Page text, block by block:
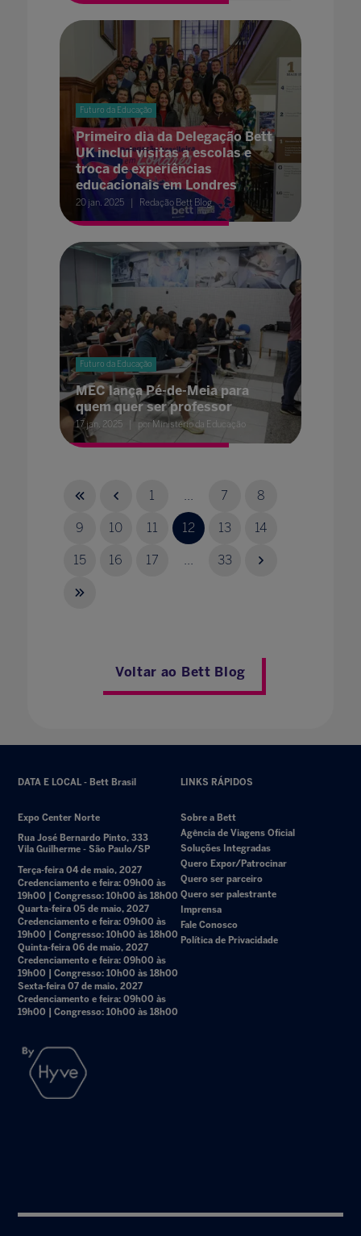
Futuro da Educação
Primeiro dia da Delegação Bett
UK inclui visitas a escolas e
troca de experiências
educacionais em Londres
20 jan. 2025 Redação Bett Blog
Futuro da Educação
MEC lança Pé-de-Meia para
quem quer ser professor
17 jan. 2025 por Ministério da Educação
1 ... 7 8
9 10 11 12 13 14
15 16 17 ... 33
Voltar ao Bett Blog
DATA E LOCAL - Bett Brasil
Expo Center Norte
Rua José Bernardo Pinto, 333
Vila Guilherme - São Paulo/SP
Terça-feira 04 de maio, 2027
Credenciamento e feira: 09h00 às
19h00 | Congresso: 10h00 às 18h00
Quarta-feira 05 de maio, 2027
Credenciamento e feira: 09h00 às
19h00 | Congresso: 10h00 às 18h00
Quinta-feira 06 de maio, 2027
Credenciamento e feira: 09h00 às
19h00 | Congresso: 10h00 às 18h00
Sexta-feira 07 de maio, 2027
Credenciamento e feira: 09h00 às
19h00 | Congresso: 10h00 às 18h00
LINKS RÁPIDOS
Sobre a Bett
Agência de Viagens Oficial
Soluções Integradas
Quero Expor/Patrocinar
Quero ser parceiro
Quero ser palestrante
Imprensa
Fale Conosco
Política de Privacidade